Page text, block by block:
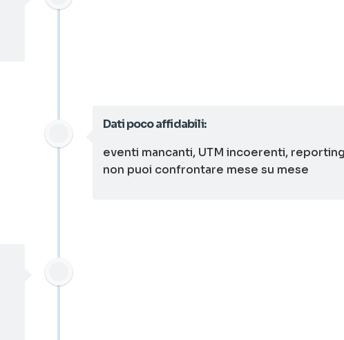
Dati poco affidabili:
eventi mancanti, UTM incoerenti,
non puoi confrontare mese su mese